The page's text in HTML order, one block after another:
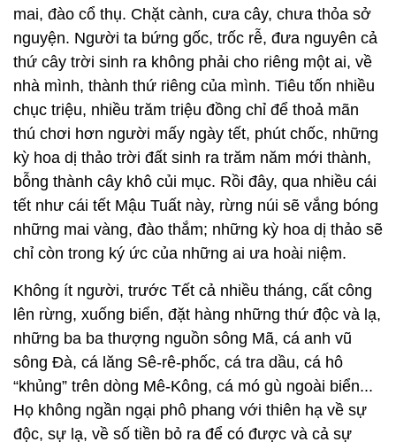
mai, đào cổ thụ. Chặt cành, cưa cây, chưa thỏa sở
nguyện. Người ta bứng gốc, trốc rễ, đưa nguyên cả
thứ cây trời sinh ra không phải cho riêng một ai, về
nhà mình, thành thứ riêng của mình. Tiêu tốn nhiều
chục triệu, nhiều trăm triệu đồng chỉ để thoả mãn
thú chơi hơn người mấy ngày tết, phút chốc, những
kỳ hoa dị thảo trời đất sinh ra trăm năm mới thành,
bỗng thành cây khô củi mục. Rồi đây, qua nhiều cái
tết như cái tết Mậu Tuất này, rừng núi sẽ vắng bóng
những mai vàng, đào thắm; những kỳ hoa dị thảo sẽ
chỉ còn trong ký ức của những ai ưa hoài niệm.
Không ít người, trước Tết cả nhiều tháng, cất công
lên rừng, xuống biển, đặt hàng những thứ độc và lạ,
những ba ba thượng nguồn sông Mã, cá anh vũ
sông Đà, cá lăng Sê-rê-phốc, cá tra dầu, cá hô
“khủng” trên dòng Mê-Kông, cá mó gù ngoài biển...
Họ không ngần ngại phô phang với thiên hạ về sự
độc, sự lạ, về số tiền bỏ ra để có được và cả sự